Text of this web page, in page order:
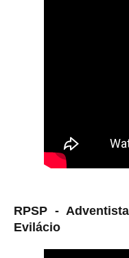
RPSP -
Evilácio